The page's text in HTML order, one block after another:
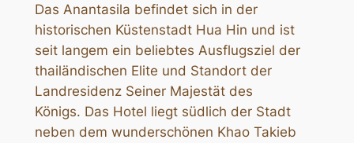
Das Anantasila befindet sich in der
historischen Küstenstadt Hua Hin und ist
seit langem ein beliebtes Ausflugsziel der
thailändischen Elite und Standort der
Landresidenz Seiner Majestät des
Königs. Das Hotel liegt südlich der Stadt
neben dem wunderschönen Khao Takieb